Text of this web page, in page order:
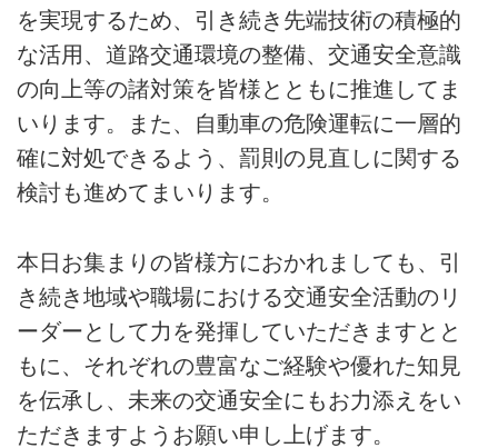
を実現するため、引き続き先端技術の積極的
な活用、道路交通環境の整備、交通安全意識
の向上等の諸対策を皆様とともに推進してま
いります。また、自動車の危険運転に一層的
確に対処できるよう、罰則の見直しに関する
検討も進めてまいります。
本日お集まりの皆様方におかれましても、引
き続き地域や職場における交通安全活動のリ
ーダーとして力を発揮していただきますとと
もに、それぞれの豊富なご経験や優れた知見
を伝承し、未来の交通安全にもお力添えをい
ただきますようお願い申し上げます。